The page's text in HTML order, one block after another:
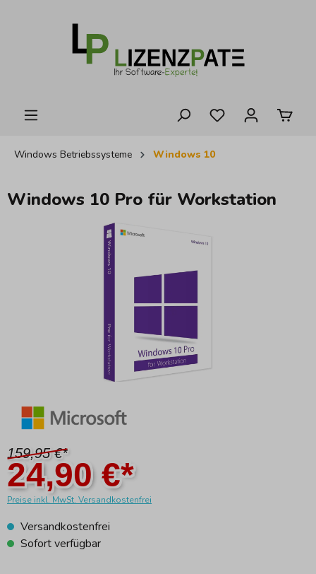
Windows Betriebssysteme Windows 10
Windows 10 Pro für Workstation
Bildergalerie überspringen
24,90 €*
159,95 €*
Preise inkl. MwSt. Versandkostenfrei
Versandkostenfrei
Sofort verfügbar